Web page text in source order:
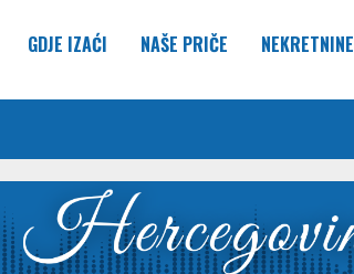
GDJE IZAĆI NAŠE PRIČE NEKRETNINE